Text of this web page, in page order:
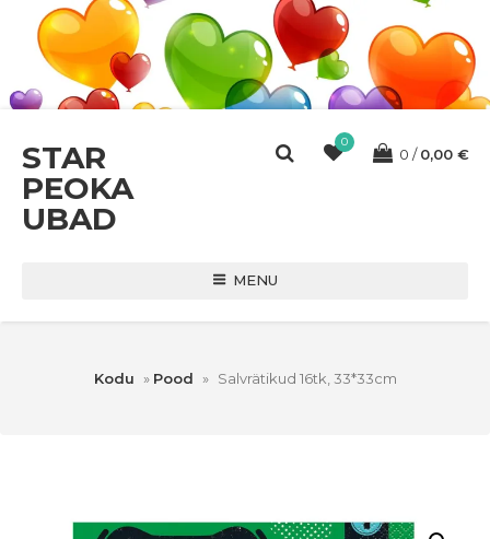
STAR
PEOKA
UBAD
0
0 0,00 €
MENU
Kodu » Pood » Salvrätikud 16tk, 33*33cm